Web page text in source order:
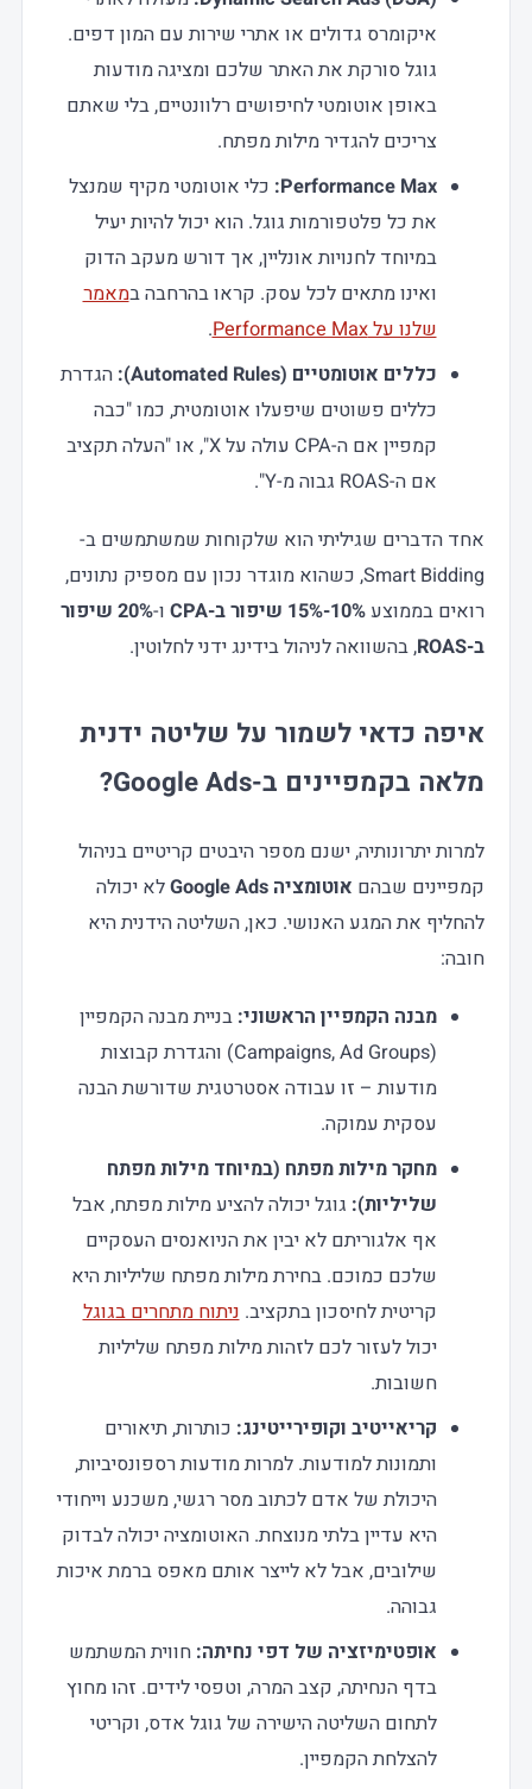
איקומרס גדולים או אתרי שירות עם המון דפים.
גוגל סורקת את האתר שלכם ומציגה מודעות
באופן אוטומטי לחיפושים רלוונטיים, בלי שאתם
צריכים להגדיר מילות מפתח.
Performance Max: כלי אוטומטי מקיף שמנצל
את כל פלטפורמות גוגל. הוא יכול להיות יעיל
במיוחד לחנויות אונליין, אך דורש מעקב הדוק
ואינו מתאים לכל עסק. קראו בהרחבה במאמר
שלנו על Performance Max
.
כללים אוטומטיים (Automated Rules):
הגדרת
כללים פשוטים שיפעלו אוטומטית, כמו "כבה
קמפיין אם ה-CPA עולה על X", או "העלה תקציב
אם ה-ROAS גבוה מ-Y".
אחד הדברים שגיליתי הוא שלקוחות שמשתמשים ב-
Smart Bidding, כשהוא מוגדר נכון עם מספיק נתונים,
רואים בממוצע10%-15% שיפור ב-CPA ו-
20% שיפור
ב-ROAS
, בהשוואה לניהול בידינג ידני לחלוטין.
איפה כדאי לשמור על שליטה ידנית
מלאה בקמפיינים ב-Google Ads?
למרות יתרונותיה, ישנם מספר היבטים קריטיים בניהול
קמפיינים שבהם אוטומציה Google Ads
לא יכולה
להחליף את המגע האנושי. כאן, השליטה הידנית היא
חובה:
מבנה הקמפיין הראשוני: בניית מבנה הקמפיין
(Campaigns, Ad Groups) והגדרת קבוצות
מודעות – זו עבודה אסטרטגית שדורשת הבנה
עסקית עמוקה.
מחקר מילות מפתח (במיוחד מילות מפתח
שליליות): גוגל יכולה להציע מילות מפתח, אבל
אף אלגוריתם לא יבין את הניואנסים העסקיים
שלכם כמוכם. בחירת מילות מפתח שליליות היא
קריטית לחיסכון בתקציב.ניתוח מתחרים בגוגל
יכול לעזור לכם לזהות מילות מפתח שליליות
חשובות.
קריאייטיב וקופירייטינג: כותרות, תיאורים
ותמונות למודעות. למרות מודעות רספונסיביות,
היכולת של אדם לכתוב מסר רגשי, משכנע וייחודי
היא עדיין בלתי מנוצחת. האוטומציה יכולה לבדוק
שילובים, אבל לא לייצר אותם מאפס ברמת איכות
גבוהה.
אופטימיזציה של דפי נחיתה: חווית המשתמש
בדף הנחיתה, קצב המרה, וטפסי לידים. זהו מחוץ
לתחום השליטה הישירה של גוגל אדס, וקריטי
להצלחת הקמפיין.